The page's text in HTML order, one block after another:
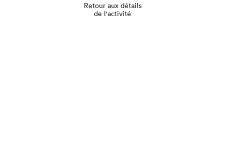
Retour aux détails
de l'activité